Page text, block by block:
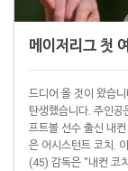
메이저리그 첫
드디어 올 것이 왔습
탄생했습니다. 주인
프트볼 선수 출신 내
은 어시스턴트 코치.
(45) 감독은 "내컨 코